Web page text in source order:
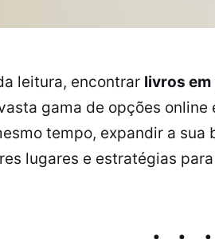
leitura, encontrar livros
gama de opções
tempo, expandir a
lugares e estratégias